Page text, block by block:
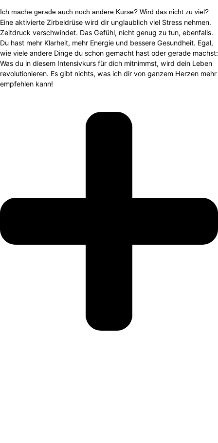
Ich mache gerade auch noch andere Kurse? Wird das nicht zu viel?
Eine aktivierte Zirbeldrüse wird dir unglaublich viel Stress nehmen.
Zeitdruck verschwindet. Das Gefühl, nicht genug zu tun, ebenfalls.
Du hast mehr Klarheit, mehr Energie und bessere Gesundheit. Egal,
wie viele andere Dinge du schon gemacht hast oder gerade machst:
Was du in diesem Intensivkurs für dich mitnimmst, wird dein Leben
revolutionieren. Es gibt nichts, was ich dir von ganzem Herzen mehr
empfehlen kann!